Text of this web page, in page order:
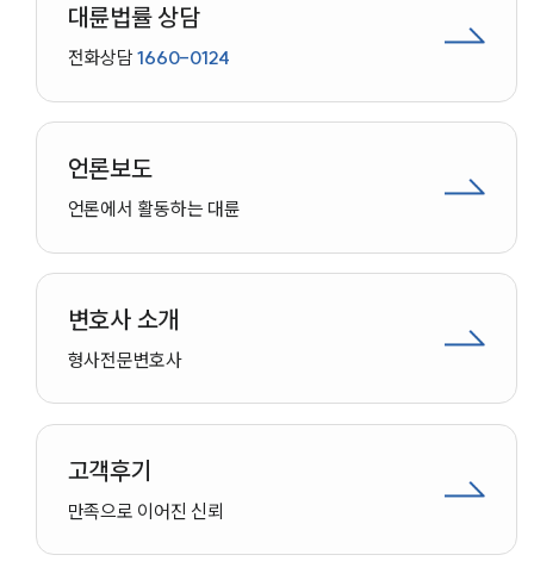
만화로 보는 사례
대륜법률 상담
전화상담1660-0124
언론보도
언론에서 활동하는 대륜
변호사 소개
형사전문변호사
고객후기
만족으로 이어진 신뢰